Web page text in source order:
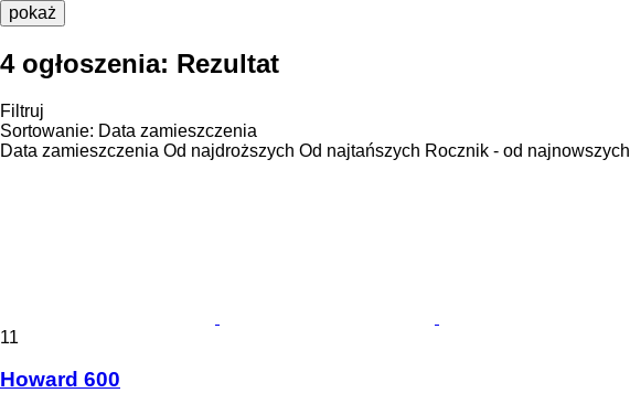
pokaż
4 ogłoszenia: Rezultat
Filtruj
Sortowanie: Data zamieszczenia
Data zamieszczenia Od najdroższych Od najtańszych Rocznik - od najnowszych
11
Howard 600